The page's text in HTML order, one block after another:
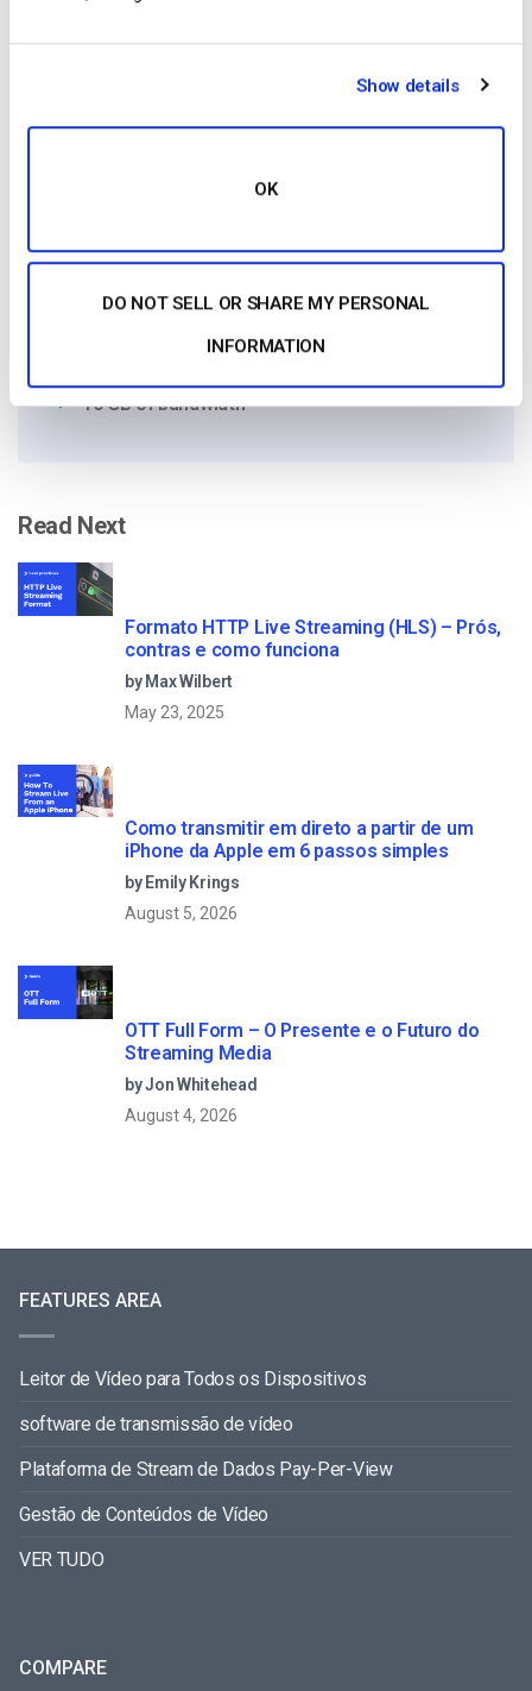
Show details
OK
DO NOT SELL OR SHARE MY PERSONAL
INFORMATION
Get Started!
10 GB of bandwidth
Read Next
Formato HTTP Live Streaming (HLS) – Prós,
contras e como funciona
by Max Wilbert
May 23, 2025
Como transmitir em direto a partir de um
iPhone da Apple em 6 passos simples
by Emily Krings
August 5, 2026
OTT Full Form – O Presente e o Futuro do
Streaming Media
by Jon Whitehead
August 4, 2026
FEATURES AREA
Leitor de Vídeo para Todos os Dispositivos
software de transmissão de vídeo
Plataforma de Stream de Dados Pay-Per-View
Gestão de Conteúdos de Vídeo
VER TUDO
COMPARE